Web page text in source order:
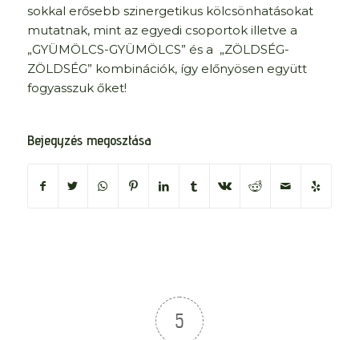
sokkal erősebb szinergetikus kölcsönhatásokat
mutatnak, mint az egyedi csoportok illetve a
„GYÜMÖLCS-GYÜMÖLCS” és a „ZÖLDSÉG-
ZÖLDSÉG” kombinációk, így előnyösen együtt
fogyasszuk őket!
Bejegyzés megosztása
5